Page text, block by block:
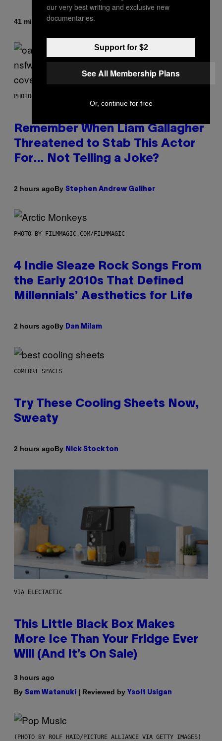
41 minutes agoByMaha Haq
PHOTO BY DAVE SIMPSON/WIREIMAGE/GETTY IMAGES
Remember When Liam Gallagher
Threatened to Stab This Actor
For… Not Telling a Joke?
2 hours agoBy Stephen Andrew Galiher
PHOTO BY FILMMAGIC.COM/FILMMAGIC
4 Indie Sleaze Rock Songs From
the Early 2010s That Defined
Millennials’ Aesthetics for Life
2 hours agoBy Dan Milam
COMFORT SPACES
Try These Cooling Sheets Now,
Sweaty
2 hours agoBy Nick Stockton
VIA ELECTACTIC
This Little Black Box Makes
More Ice Than Your Fridge Ever
Will (And It’s On Sale)
3 hours ago
By Sam Watanuki | Reviewed by Ysolt Usigan
(PHOTO BY ROLF HAID/PICTURE ALLIANCE VIA GETTY IMAGES)
our very best writing and exclusive new
documentaries.
Support for $2
See All Membership Plans
Or, continue for free